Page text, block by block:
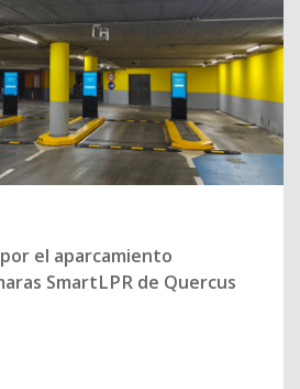
el aparcamiento
SmartLPR de Quercus